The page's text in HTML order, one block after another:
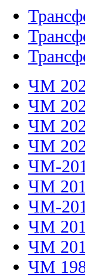
ЧМ
ЧМ
ЧМ
ЧМ
ЧМ-
ЧМ
ЧМ-
ЧМ
ЧМ
ЧМ